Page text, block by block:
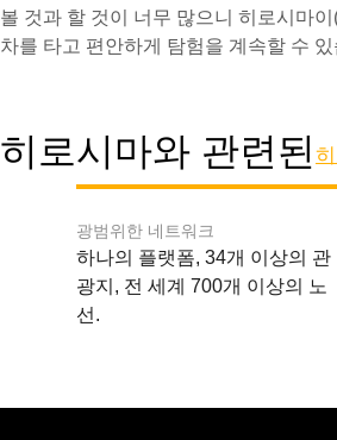
볼 것과 할 것이 너무 많으니 히로시마
차를 타고 편안하게 탐험을 계속할 수
히로시마와 관련된
광범위한 네트워크
하나의 플랫폼, 34개 이상의 관
광지, 전 세계 700개 이상의 노
선.